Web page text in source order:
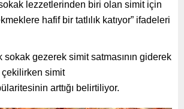
lezzetlerinden biri olan simit için
hafif bir tatlılık katıyor” ifadeleri
gezerek simit satmasının giderek
çekilirken simit
arttığı belirtiliyor.